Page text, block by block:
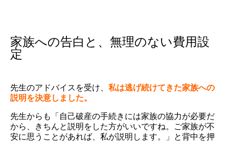
家族への告白と、無理のない費用設
定
先生のアドバイスを受け、 私は逃げ続けてきた家族への
説明を決意しました。
先生からも「自己破産の手続きには家族の協力が必要だ
から、きちんと説明をした方がいいですね。ご家族が不
安に思うことがあれば、私が説明します。」と背中を押